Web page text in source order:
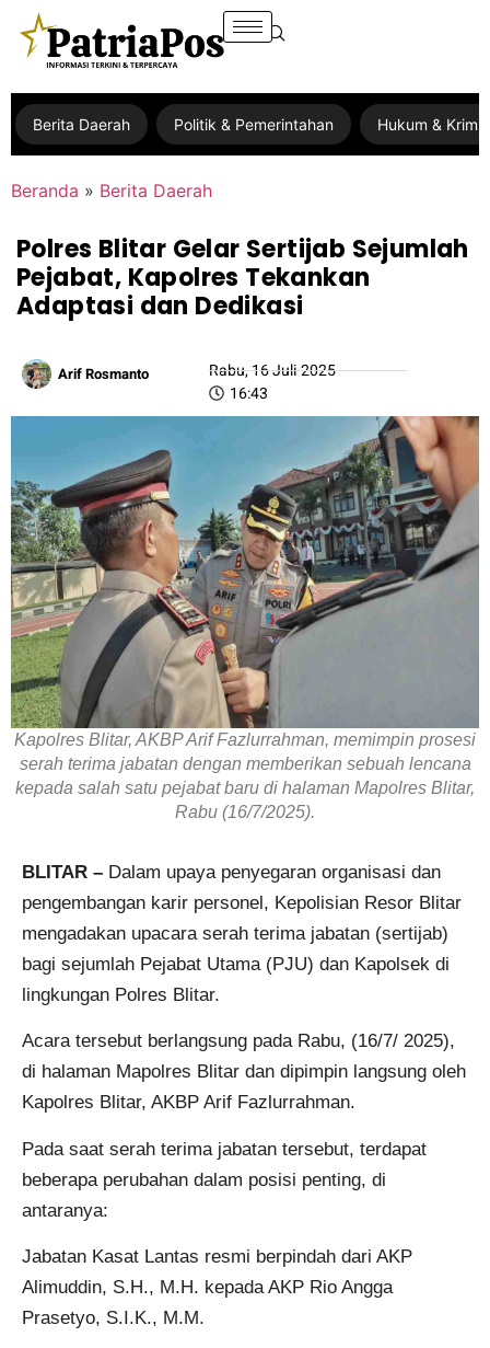
Berita Daerah Politik & Pemerintahan Hukum &
Beranda » Berita Daerah
Polres Blitar Gelar Sertijab Sejumlah
Pejabat, Kapolres Tekankan
Adaptasi dan Dedikasi
Arif Rosmanto
Rabu, 16 Juli 2025
16:43
Kapolres Blitar, AKBP Arif Fazlurrahman, memimpin prosesi
serah terima jabatan dengan memberikan sebuah lencana
kepada salah satu pejabat baru di halaman Mapolres Blitar,
Rabu (16/7/2025).
BLITAR – Dalam upaya penyegaran organisasi dan
pengembangan karir personel, Kepolisian Resor Blitar
mengadakan upacara serah terima jabatan (sertijab)
bagi sejumlah Pejabat Utama (PJU) dan Kapolsek di
lingkungan Polres Blitar.
Acara tersebut berlangsung pada Rabu, (16/7/ 2025),
di halaman Mapolres Blitar dan dipimpin langsung oleh
Kapolres Blitar, AKBP Arif Fazlurrahman.
Pada saat serah terima jabatan tersebut, terdapat
beberapa perubahan dalam posisi penting, di
antaranya:
Jabatan Kasat Lantas resmi berpindah dari AKP
Alimuddin, S.H., M.H. kepada AKP Rio Angga
Prasetyo, S.I.K., M.M.